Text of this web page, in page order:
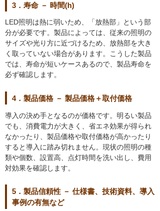
3．寿命 － 時間(h)
LED照明は熱に弱いため、「放熱部」という部
分が必要です。製品によっては、従来の照明の
サイズや光り方に近づけるため、放熱部を大き
く取っていない場合があります。こうした製品
では、寿命が短いケースあるので、製品寿命を
必ず確認します。
4．製品価格 － 製品価格＋取付価格
導入の決め手となるのが価格です。明るい製品
でも、消費電力が大きく、省エネ効果が得られ
なかったり、製品価格や取付価格が高かったり
すると導入に踏み切れません。現状の照明の種
類や個数、設置高、点灯時間を洗い出し、費用
対効果を確認します。
5．製品信頼性 － 仕様書、技術資料、導入
事例の有無など